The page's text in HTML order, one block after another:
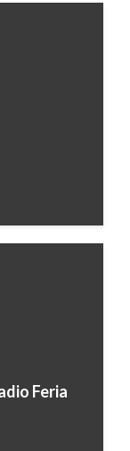
Feria